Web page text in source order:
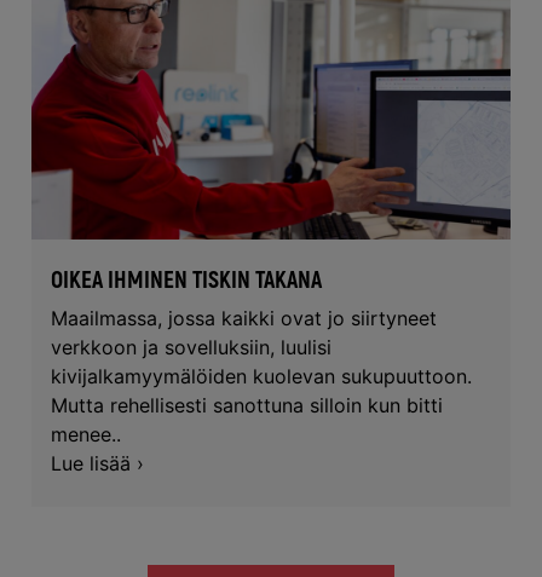
OIKEA IHMINEN TISKIN TAKANA
Maailmassa, jossa kaikki ovat jo siirtyneet
verkkoon ja sovelluksiin, luulisi
kivijalkamyymälöiden kuolevan sukupuuttoon.
Mutta rehellisesti sanottuna silloin kun bitti
menee..
Lue lisää ›